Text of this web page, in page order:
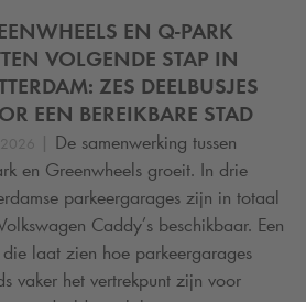
EN Q-PARK
VOLGENDE STAP IN
ZES DEELBUSJES
EEN BEREIKBARE STAD
| De samenwerking tussen
en Greenwheels groeit. In drie
parkeergarages zijn in totaal
Caddy’s beschikbaar. Een
die laat zien hoe parkeergarages
vaker het vertrekpunt zijn voor